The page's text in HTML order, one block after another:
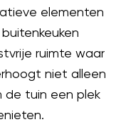
elementen
ruimte waar
niet alleen
de tuin een plek